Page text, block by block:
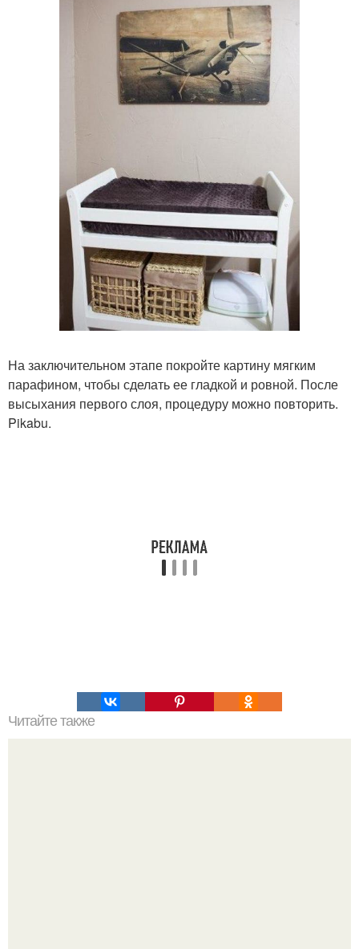
На заключительном этапе покройте картину мягким
парафином, чтобы сделать ее гладкой и ровной. После
высыхания первого слоя, процедуру можно повторить.
Pikabu.
Читайте также